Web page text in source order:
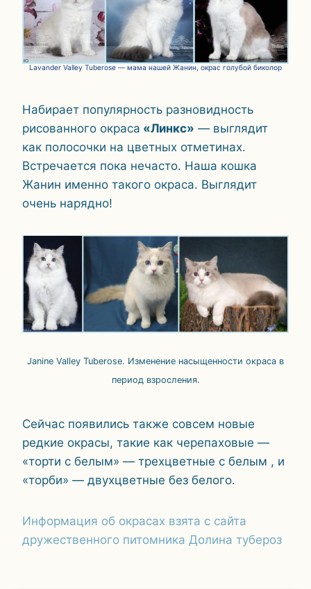
Lavander Valley Tuberose — мама нашей Жанин, окрас голубой биколор
Набирает популярность разновидность
рисованного окраса «Линкс» — выглядит
как полосочки на цветных отметинах.
Встречается пока нечасто. Наша кошка
Жанин именно такого окраса. Выглядит
очень нарядно!
Janine Valley Tuberose. Изменение насыщенности окраса в
период взросления.
Сейчас появились также совсем новые
редкие окрасы, такие как черепаховые —
«торти с белым» — трехцветные с белым , и
«торби» — двухцветные без белого.
Информация об окрасах взята с сайта
дружественного питомника Долина тубероз